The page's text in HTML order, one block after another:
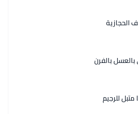
الحجازية
بالفرن
للرجيم